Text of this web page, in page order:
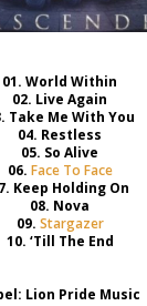
01. World Within
02. Live Again
Take Me With You
04. Restless
05. So Alive
06. Face To Face
Keep Holding On
08. Nova
09. Stargazer
10. ‘Till The End
Lion Pride Music